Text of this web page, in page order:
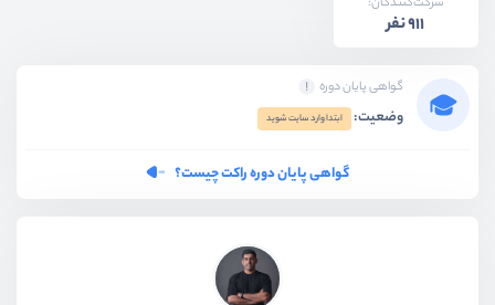
911 نفر
گواهی پایان دوره
وضعیت: ابتدا وارد سایت شوید
گواهی پایان دوره راکت چیست؟